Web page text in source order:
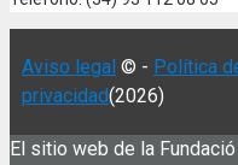
Aviso legal © - Política
privacidad(2026)
El sitio web de la